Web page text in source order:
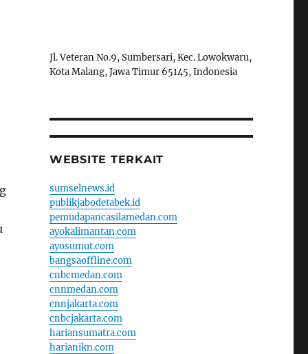
Jl. Veteran No.9, Sumbersari, Kec. Lowokwaru,
Kota Malang, Jawa Timur 65145, Indonesia
WEBSITE TERKAIT
sumselnews.id
publikjabodetabek.id
pemudapancasilamedan.com
ayokalimantan.com
ayosumut.com
bangsaoffline.com
cnbcmedan.com
cnnmedan.com
cnnjakarta.com
cnbcjakarta.com
hariansumatra.com
harianikn.com